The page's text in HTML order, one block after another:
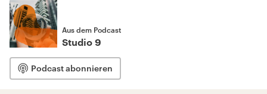
Aus dem Podcast
Studio 9
Podcast abonnieren